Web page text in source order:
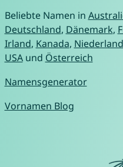
Beliebte Namen in
Deutschland, Dänemark,
Irland, Kanada,
USAund Österreich
Namensgenerator
Vornamen Blog